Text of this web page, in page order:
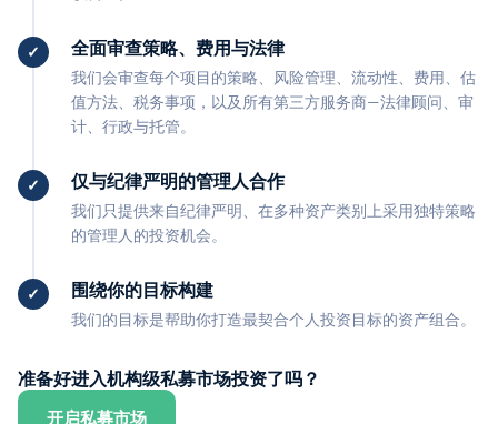
全面审查策略、费用与法律
我们会审查每个项目的策略、风险管理、流动性、费用、估
值方法、税务事项，以及所有第三方服务商—法律顾问、审
计、行政与托管。
仅与纪律严明的管理人合作
我们只提供来自纪律严明、在多种资产类别上采用独特策略
的管理人的投资机会。
围绕你的目标构建
我们的目标是帮助你打造最契合个人投资目标的资产组合。
准备好进入机构级私募市场投资了吗？
开启私募市场